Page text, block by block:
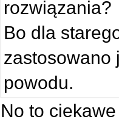
rozwiązania?
Bo dla
zastosowano
powodu.
No to